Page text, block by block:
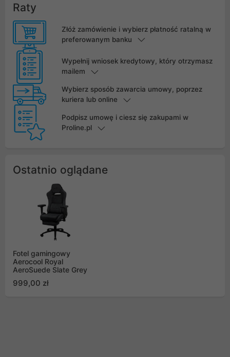
Raty
Złóż zamówienie i wybierz płatność ratalną w
preferowanym banku
Wypełnij wniosek kredytowy, który otrzymasz
mailem
Wybierz sposób zawarcia umowy, poprzez
kuriera lub online
Podpisz umowę i ciesz się zakupami w
Proline.pl
Ostatnio oglądane
Fotel gamingowy
Aerocool Royal
AeroSuede Slate Grey
999,00 zł